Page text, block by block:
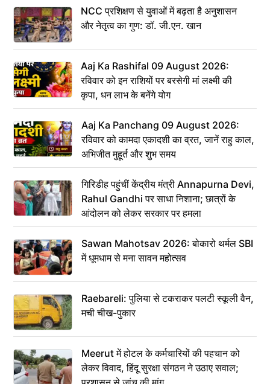
NCC प्रशिक्षण से युवाओं में बढ़ता है अनुशासन
और नेतृत्व का गुण: डॉ. जी.एन. खान
Aaj Ka Rashifal 09 August 2026:
रविवार को इन राशियों पर बरसेगी मां लक्ष्मी की
कृपा, धन लाभ के बनेंगे योग
Aaj Ka Panchang 09 August 2026:
रविवार को कामदा एकादशी का व्रत, जानें राहु काल,
अभिजीत मुहूर्त और शुभ समय
गिरिडीह पहुंचीं केंद्रीय मंत्री Annapurna Devi,
Rahul Gandhi पर साधा निशाना; छात्रों के
आंदोलन को लेकर सरकार पर हमला
Sawan Mahotsav 2026: बोकारो थर्मल SBI
में धूमधाम से मना सावन महोत्सव
Raebareli: पुलिया से टकराकर पलटी स्कूली वैन,
मची चीख-पुकार
Meerut में होटल के कर्मचारियों की पहचान को
लेकर विवाद, हिंदू सुरक्षा संगठन ने उठाए सवाल;